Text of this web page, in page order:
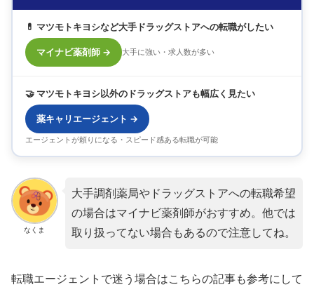
💊 マツモトキヨシなど大手ドラッグストアへの転職がしたい
マイナビ薬剤師 → 大手に強い・求人数が多い
🤝 マツモトキヨシ以外のドラッグストアも幅広く見たい
薬キャリエージェント →
エージェントが頼りになる・スピード感ある転職が可能
なくま
大手調剤薬局やドラッグストアへの転職希望
の場合はマイナビ薬剤師がおすすめ。他では
取り扱ってない場合もあるので注意してね。
転職エージェントで迷う場合はこちらの記事も参考にして